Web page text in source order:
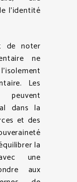
l’identité
de noter
ne
Les
peuvent
dans la
et des
la
une
aux